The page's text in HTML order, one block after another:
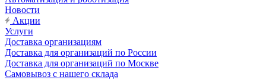
Новости
Акции
Услуги
Доставка организациям
Доставка для организаций по России
Доставка для организаций по Москве
Самовывоз с нашего склада